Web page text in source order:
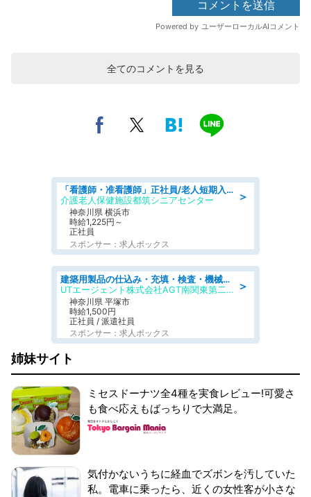
全てのコメントを見る
＞
「看護師・准看護師」正社員/老人短期入所施設
介護老人保健施設都筑シニアセンター
神奈川県 横浜市
時給1,225円～
正社員
スポンサー：求人ボックス
＞
建築用製品の仕込み・充填・検査・機械操作/寮完備/日払い/工場・製造
UTエージェント株式会社AGT南関東第二CU
神奈川県 平塚市
時給1,500円
正社員 / 派遣社員
スポンサー：求人ボックス
姉妹サイト
ミセスドーナツ全4種を実食レビュー!可愛さ
も食べ応えもばっちりで大満足。
気付かないうちに経血でズボンを汚していた
私。電車に乗ったら、近くの女性客が小さな